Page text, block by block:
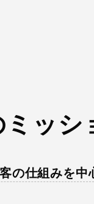
ッシ
の仕組みを中